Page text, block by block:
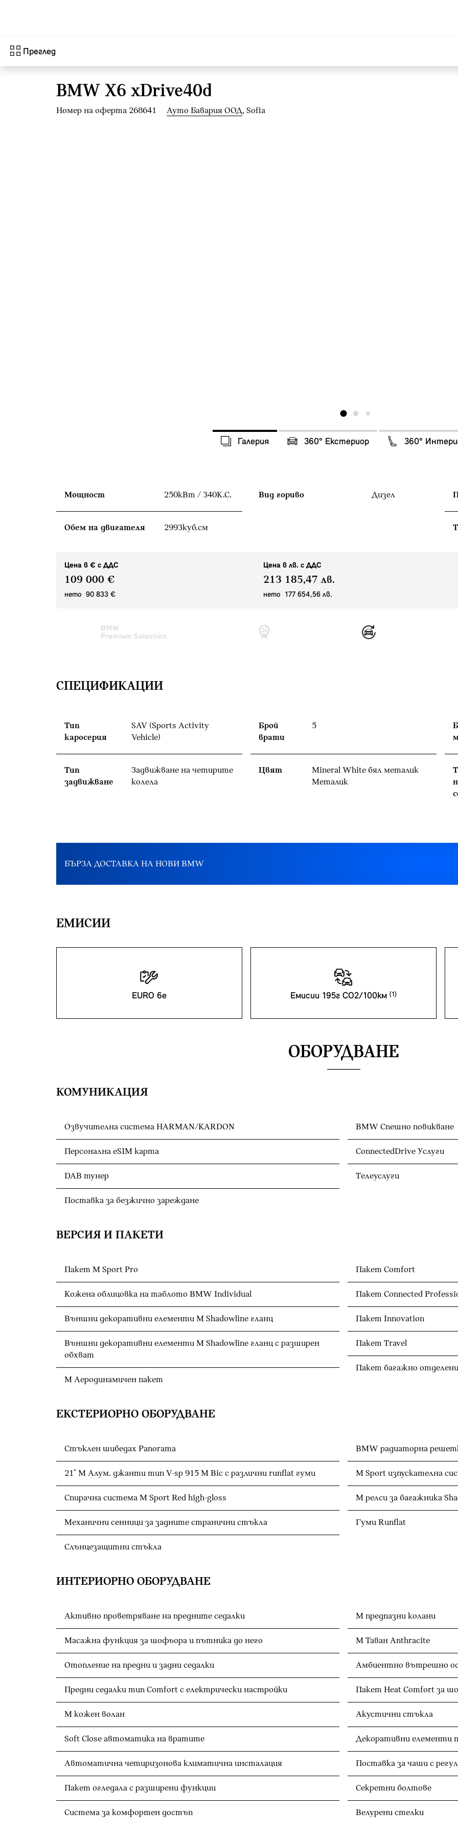
Преглед
BMW X6 xDrive40d
Номер на оферта 268641 Ауто Бавария ООД, Sofia
Галерия 360° Eкстериор 360°
Мощност 250кВт / 340К.С.
Обем на двигателя 2993куб.cм
Вид гориво Дизел
Цена в € с ДДС
109 000 €
нето 90 833 €
Цена в лв. с ДДС
213 185,47 лв.
нето 177 654,56 лв.
СПЕЦИФИКАЦИИ
Тип
каросерия
SAV (Sports Activity
Vehicle)
Тип
задвижване
Задвижване на четирите
колела
Брой
врати
5
Цвят
Mineral White бял металик
Meталик
БЪРЗА ДОСТАВКА НА НОВИ BMW
EМИСИИ
EURO 6e Емисии 195г CO2/100км
ОБОРУДВАНЕ
КОМУНИКАЦИЯ
Озвучителна система HARMAN/KARDON
Персонална eSIM карта
DAB тунер
Поставка за безжично зареждане
BMW Спешно повикване
ConnectedDrive Услуги
Телеуслуги
ВЕРСИЯ И ПАКЕТИ
Пакет M Sport Pro
Кожена облицовка на таблото BMW Individual
Външни декоративни елементи M Shadowline гланц
Външни декоративни елементи M Shadowline гланц с разширен
обхват
М Аеродинамичен пакет
Пакет Comfort
Пакет Connected
Пакет Innovation
Пакет Travel
Пакет багажно
ЕКСТЕРИОРНО ОБОРУДВАНЕ
Стъклен шибедах Panorama
21" M Алум. джанти тип V-sp 915 M Bic с различни runflat гуми
Спирачна система M Sport Red high-gloss
Механични сенници за задните странични стъкла
Слънцезащитни стъкла
BMW радиаторна
M Sport изпускателна
M релси за багажника
Гуми Runflat
ИНТЕРИОРНО ОБОРУДВАНЕ
Активно проветряване на предните седалки
Масажна функция за шофьора и пътника до него
Отопление на предни и задни седалки
Предни седалки тип Comfort с електрически настройки
M кожен волан
Soft Close автоматика на вратите
Автоматична четиризонова климатична инсталация
Пакет огледала с разширени функции
Система за комфортен достъп
M предпазни колани
M Таван Anthracite
Амбиентно вътрешно
Пакет Heat Comfort за
Акустични стъкла
Декоративни елементи
Поставка за чаши с
Секретни болтове
Велурени стелки